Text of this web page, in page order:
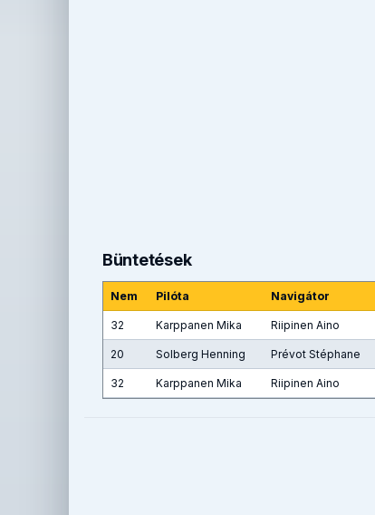
Büntetések
Nem Pilóta Navigátor
32 Karppanen Mika Riipinen Aino
20 Solberg Henning Prévot Stéphane
32 Karppanen Mika Riipinen Aino